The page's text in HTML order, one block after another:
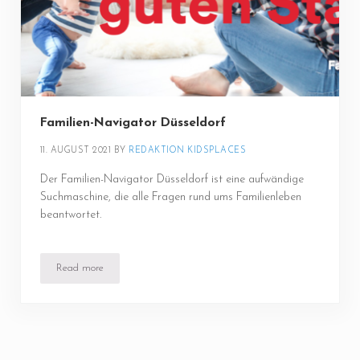
Familien-Navigator Düsseldorf
11. AUGUST 2021 BY REDAKTION KIDSPLACES
Der Familien-Navigator Düsseldorf ist eine aufwändige
Suchmaschine, die alle Fragen rund ums Familienleben
beantwortet.
Read moreFamilien-Navigator Düsseldorf